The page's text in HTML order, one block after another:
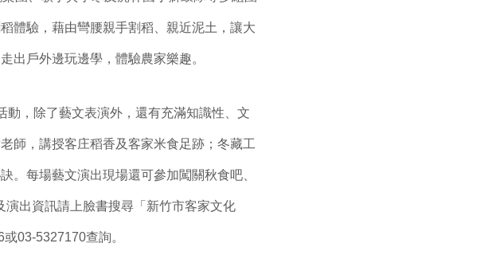
體驗，藉由彎腰親手割稻、親近泥土，讓大
出戶外邊玩邊學，體驗農家樂趣。
，除了藝文表演外，還有充滿知識性、文
師，講授客庄稻香及客家米食足跡；冬藏工
。每場藝文演出現場還可參加闖關秋食吧、
出資訊請上臉書搜尋「新竹市客家文化
03-5327170查詢。